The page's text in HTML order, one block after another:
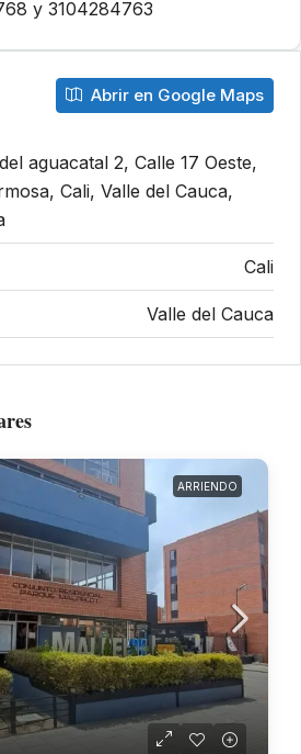
y 3104284763
Abrir en Google Maps
aguacatal 2, Calle 17 Oeste,
Cali, Valle del Cauca,
Cali
Valle del Cauca
ARRIENDO